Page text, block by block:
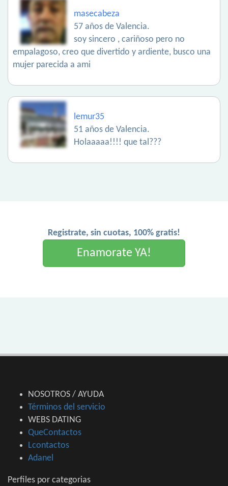
masecabeza
57 años de Valencia.
soy sincero , cariñoso pero no
empalagoso, creo que divertido y ardiente, busco una
mujer parecida a ami
lemur35
51 años de Valencia.
Holaaaaa!!!! que tal???
Registrate, sin cuotas, 100% gratis!
Enamorate YA!
NOSOTROS / AYUDA
Términos del servicio
WEBS DATING
QueContactos
Lcontactos
Adanel
Perfiles por categorias